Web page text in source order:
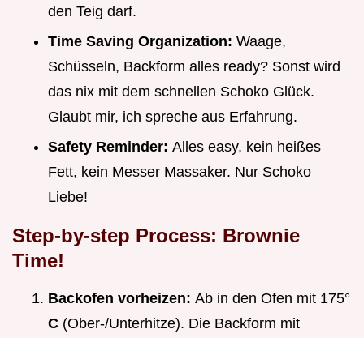
den Teig darf.
Time Saving Organization: Waage,
Schüsseln, Backform alles ready? Sonst wird
das nix mit dem schnellen Schoko Glück.
Glaubt mir, ich spreche aus Erfahrung.
Safety Reminder: Alles easy, kein heißes
Fett, kein Messer Massaker. Nur Schoko
Liebe!
Step-by-step Process: Brownie
Time!
Backofen vorheizen: Ab in den Ofen mit 175°
C (Ober-/Unterhitze). Die Backform mit